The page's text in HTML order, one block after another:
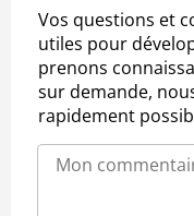
Vos questions et
utiles pour
prenons
sur demande,
rapidement